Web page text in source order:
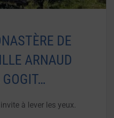
DE
ARNAUD
à lever les yeux.